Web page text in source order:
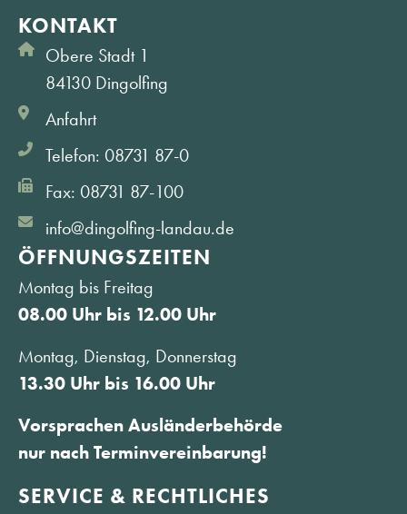
KONTAKT
Obere Stadt 1
84130 Dingolfing
Anfahrt
Telefon: 08731 87-0
Fax: 08731 87-100
info@dingolfing-landau.de
ÖFFNUNGS­ZEITEN
Montag bis Freitag
08.00 Uhr bis 12.00 Uhr
Montag, Dienstag, Donnerstag
13.30 Uhr bis 16.00 Uhr
Vorsprachen Ausländerbehörde
nur nach Terminvereinbarung!
SERVICE & RECHTLICHES